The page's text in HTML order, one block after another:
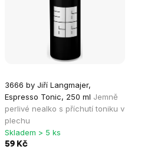
3666 by Jiří Langmajer,
Espresso Tonic, 250 ml Jemně
perlivé nealko s příchutí toniku v
plechu
Skladem > 5 ks
59 Kč